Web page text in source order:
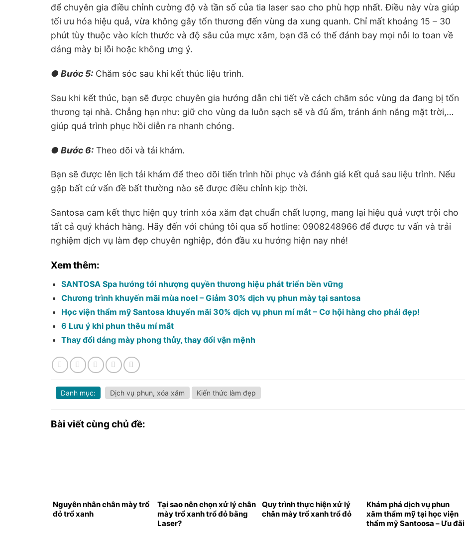
để chuyên gia điều chỉnh cường độ và tần số của tia laser sao cho phù hợp nhất. Điều này vừa giúp
tối ưu hóa hiệu quả, vừa không gây tổn thương đến vùng da xung quanh. Chỉ mất khoảng 15 – 30
phút tùy thuộc vào kích thước và độ sâu của mực xăm, bạn đã có thể đánh bay mọi nỗi lo toan về
dáng mày bị lỗi hoặc không ưng ý.
● Bước 5: Chăm sóc sau khi kết thúc liệu trình.
Sau khi kết thúc, bạn sẽ được chuyên gia hướng dẫn chi tiết về cách chăm sóc vùng da đang bị tổn
thương tại nhà. Chẳng hạn như: giữ cho vùng da luôn sạch sẽ và đủ ẩm, tránh ánh nắng mặt trời,…
giúp quá trình phục hồi diễn ra nhanh chóng.
● Bước 6: Theo dõi và tái khám.
Bạn sẽ được lên lịch tái khám để theo dõi tiến trình hồi phục và đánh giá kết quả sau liệu trình. Nếu
gặp bất cứ vấn đề bất thường nào sẽ được điều chỉnh kịp thời.
Santosa cam kết thực hiện quy trình xóa xăm đạt chuẩn chất lượng, mang lại hiệu quả vượt trội cho
tất cả quý khách hàng. Hãy đến với chúng tôi qua số hotline: 0908248966 để được tư vấn và trải
nghiệm dịch vụ làm đẹp chuyên nghiệp, đón đầu xu hướng hiện nay nhé!
Xem thêm:
SANTOSA Spa hướng tới nhượng quyền thương hiệu phát triển bền vững
Chương trình khuyến mãi mùa noel – Giảm 30% dịch vụ phun mày tại santosa
Học viện thẩm mỹ Santosa khuyến mãi 30% dịch vụ phun mí mắt – Cơ hội hàng cho phái đẹp!
6 Lưu ý khi phun thêu mí mắt
Thay đổi dáng mày phong thủy, thay đổi vận mệnh
Danh mục: Dịch vụ phun, xóa xăm Kiến thức làm đẹp
Bài viết cùng chủ đề:
Nguyên nhân chân mày trổ
đỏ trổ xanh
Tại sao nên chọn xử lý chân
mày trổ xanh trổ đỏ bằng
Laser?
Quy trình thực hiện xử lý
chân mày trổ xanh trổ đỏ
Khám phá dịch vụ phun
xăm thẩm mỹ tại học viện
thẩm mỹ Santoosa – Ưu đãi